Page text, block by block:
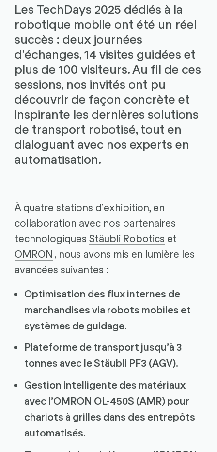
Les TechDays 2025 dédiés à la
robotique mobile ont été un réel
succès : deux journées
d’échanges, 14 visites guidées et
plus de 100 visiteurs. Au fil de ces
sessions, nos invités ont pu
découvrir de façon concrète et
inspirante les dernières solutions
de transport robotisé, tout en
dialoguant avec nos experts en
automatisation.
À quatre stations d’exhibition, en
collaboration avec nos partenaires
technologiques Stäubli Robotics et
OMRON , nous avons mis en lumière les
avancées suivantes :
Optimisation des flux internes de
marchandises via robots mobiles et
systèmes de guidage.
Plateforme de transport jusqu’à 3
tonnes avec le Stäubli PF3 (AGV).
Gestion intelligente des matériaux
avec l’OMRON OL-450S (AMR) pour
chariots à grilles dans des entrepôts
automatisés.